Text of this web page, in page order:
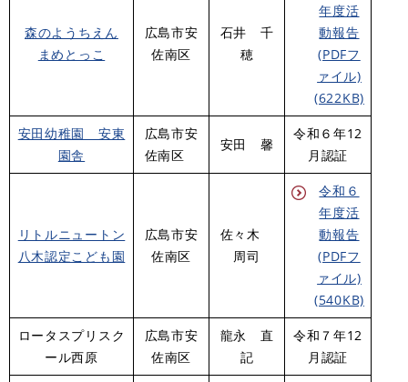
森のようちえん
まめとっこ
広島市安
佐南区
石井 千
穂
年度活
動報告
(PDFフ
ァイル)
(622KB)
安田幼稚園 安東
園舎
広島市安
佐南区
安田 馨
令和６年12
月認証
リトルニュートン
八木認定こども園
広島市安
佐南区
佐々木
周司
令和６
年度活
動報告
(PDFフ
ァイル)
(540KB)
ロータスプリスク
ール西原
広島市安
佐南区
龍永 直
記
令和７年12
月認証